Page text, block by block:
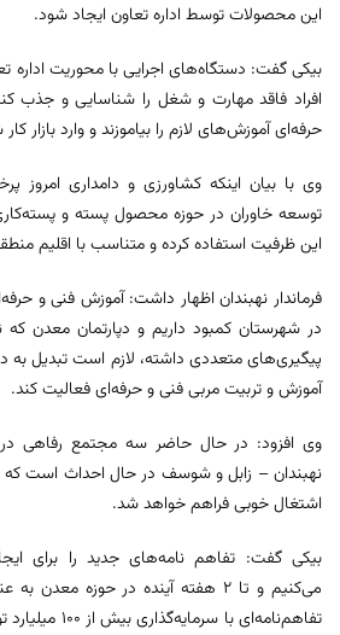
این محصولات توسط اداره تعاون ایجاد شود.
بیکی گفت: دستگاه‌های اجرایی با محوریت اداره
افراد فاقد مهارت و شغل را شناسایی و جذب
حرفه‌ای آموزش‌های لازم را بیاموزند و وارد بازار
وی با بیان اینکه کشاورزی و دامداری
توسعه خاوران در حوزه محصول پسته و
این ظرفیت استفاده کرده و متناسب با اقلیم
فرماندار نهبندان اظهار داشت: آموزش فنی و
در شهرستان کمبود داریم و دپارتمان معدن
پیگیری‌های متعددی داشته، لازم است تبدیل به
آموزش و تربیت مربی فنی و حرفه‌ای فعالیت کند.
وی افزود: در حال حاضر سه مجتمع رفاهی
نهبندان – زابل و شوسف در حال احداث است که
اشتغال خوبی فراهم خواهد شد.
بیکی گفت: تفاهم نامه‌های جدید را برای
می‌کنیم و تا ۲ هفته آینده در حوزه
تفاهم‌نامه‌ای با